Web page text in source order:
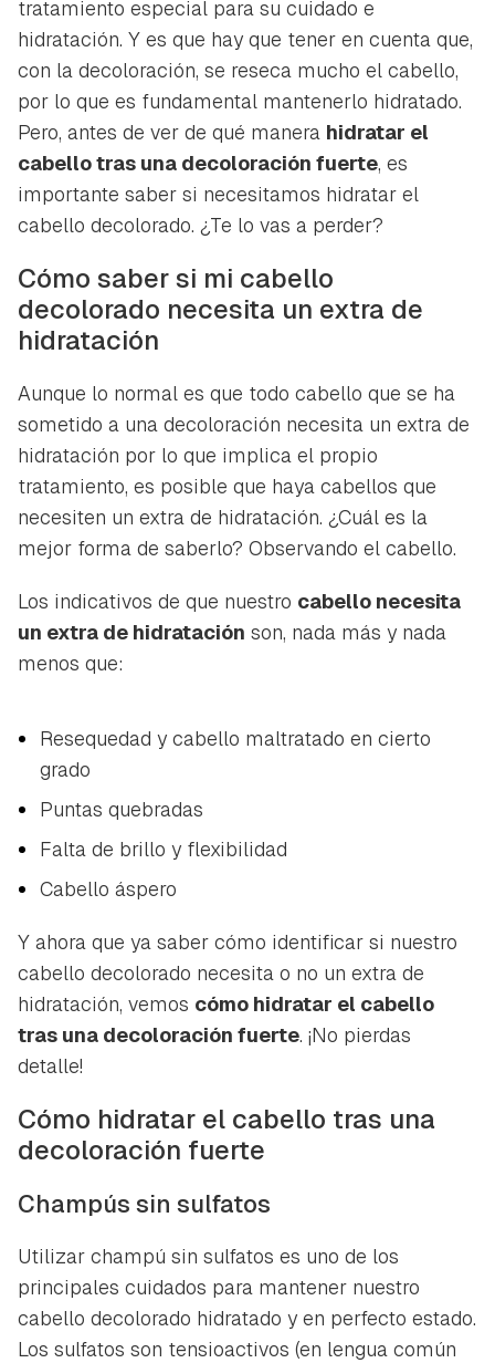
tratamiento especial para su cuidado e
hidratación. Y es que hay que tener en cuenta que,
con la decoloración, se reseca mucho el cabello,
por lo que es fundamental mantenerlo hidratado.
Pero, antes de ver de qué manera hidratar el
cabello tras una decoloración fuerte, es
importante saber si necesitamos hidratar el
cabello decolorado. ¿Te lo vas a perder?
Cómo saber si mi cabello
decolorado necesita un extra de
hidratación
Aunque lo normal es que todo cabello que se ha
sometido a una decoloración necesita un extra de
hidratación por lo que implica el propio
tratamiento, es posible que haya cabellos que
necesiten un extra de hidratación. ¿Cuál es la
mejor forma de saberlo? Observando el cabello.
Los indicativos de que nuestro cabello necesita
un extra de hidratación son, nada más y nada
menos que:
Resequedad y cabello maltratado en cierto
grado
Puntas quebradas
Falta de brillo y flexibilidad
Cabello áspero
Y ahora que ya saber cómo identificar si nuestro
cabello decolorado necesita o no un extra de
hidratación, vemos cómo hidratar el cabello
tras una decoloración fuerte. ¡No pierdas
detalle!
Cómo hidratar el cabello tras una
decoloración fuerte
Champús sin sulfatos
Utilizar champú sin sulfatos es uno de los
principales cuidados para mantener nuestro
cabello decolorado hidratado y en perfecto estado.
Los sulfatos son tensioactivos (en lengua común